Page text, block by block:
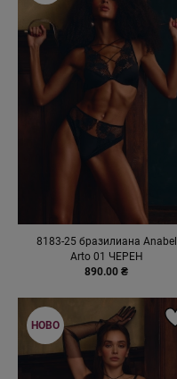
8183-25 бразилиана Anabel
Arto 01 ЧЕРЕН
890.00 ₴
НОВО